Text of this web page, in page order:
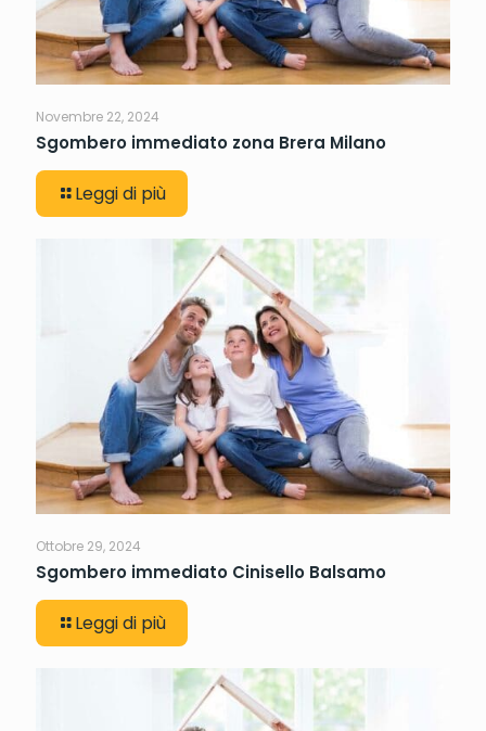
Novembre 22, 2024
Sgombero immediato zona Brera Milano
Leggi di più
Ottobre 29, 2024
Sgombero immediato Cinisello Balsamo
Leggi di più